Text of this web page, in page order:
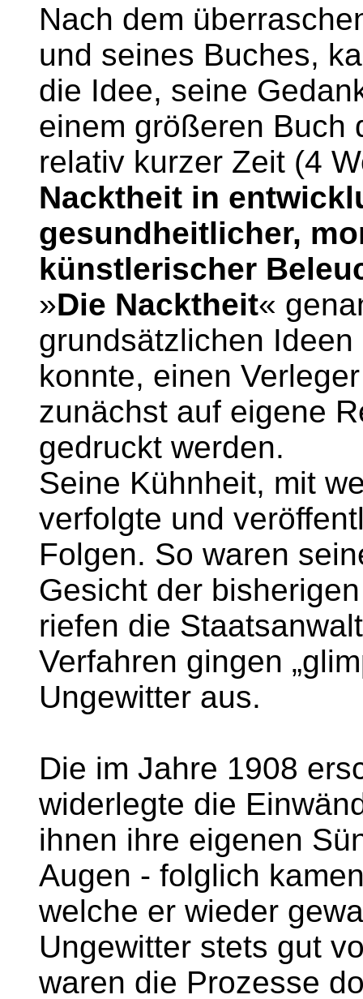
Nach dem
und seines Buches,
die Idee, seine
einem größeren Buch
relativ kurzer Zeit (4
Nacktheit in
gesundheitlicher,
künstlerischer
»Die Nacktheit«
grundsätzlichen
konnte, einen
zunächst auf eigene
gedruckt werden.
Seine Kühnheit, mit
verfolgte und
Folgen. So waren
Gesicht der
riefen die
Verfahren gingen
Ungewitter aus.
Die im Jahre 1908
widerlegte die
ihnen ihre eigenen
Augen - folglich
welche er wieder
Ungewitter stets gut
waren die Prozesse